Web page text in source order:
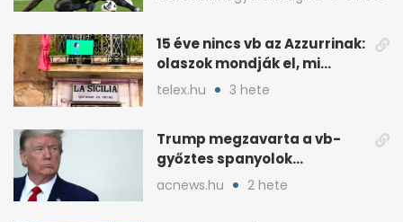
15 éve nincs vb az Azzurrinak:
olaszok mondják el, mi
romlott el
telex.hu 3 hete
Trump megzavarta a vb-
győztes spanyolok
ünneplését a trófeaátadón
acnews.hu 2 hete